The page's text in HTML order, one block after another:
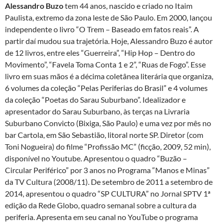
Alessandro Buzotem 44 anos, nascido e criado no Itaim
Paulista, extremo da zona leste de São Paulo. Em 2000, lançou
independente o livro “O Trem – Baseado em fatos reais”. A
partir daí mudou sua trajetória. Hoje, Alessandro Buzo é autor
de 12 livros, entre eles “Guerreira”, “Hip Hop – Dentro do
Movimento”, “Favela Toma Conta 1 e 2”, “Ruas de Fogo”. Esse
livro em suas mãos é a décima coletânea literária que organiza,
6 volumes da coleção “Pelas Periferias do Brasil” e 4 volumes
da coleção “Poetas do Sarau Suburbano”. Idealizador e
apresentador do Sarau Suburbano, às terças na Livraria
Suburbano Convicto (Bixiga, São Paulo) e uma vez por mês no
bar Cartola, em São Sebastião, litoral norte SP. Diretor (com
Toni Nogueira) do filme “Profissão MC” (ficção, 2009, 52 min),
disponível no Youtube. Apresentou o quadro “Buzão –
Circular Periférico” por 3 anos no Programa “Manos e Minas”
da TV Cultura (2008/11). De setembro de 2011 a setembro de
2014, apresentou o quadro “SP CULTURA” no Jornal SPTV 1ª
edição da Rede Globo, quadro semanal sobre a cultura da
periferia. Apresenta em seu canal no YouTube o programa